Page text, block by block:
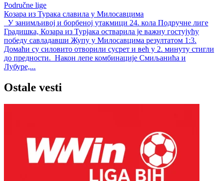
Područne lige
Козара из Турака славила у Милосавцима
У занимљивој и борбеној утакмици 24. кола Подручне лиге
Градишка, Козара из Турјака остварила је важну гостујућу
победу савладавши Жупу у Милосавцима резултатом 1:3.
Домаћи су силовито отворили сусрет и већ у 2. минуту стигли
до предности. Након лепе комбинације Смиљанића и
Лубуре,...
Ostale vesti